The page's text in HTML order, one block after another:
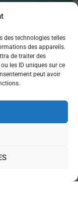
des technologies telles
des appareils.
de traiter des
les ID uniques sur ce
peut avoir
marketing